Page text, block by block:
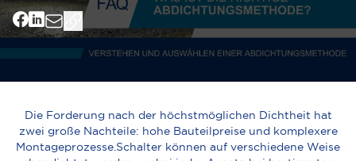
Die Forderung nach der höchstmöglichen Dichtheit hat
zwei große Nachteile: hohe Bauteilpreise und komplexere
Montageprozesse.Schalter können auf verschiedene Weise